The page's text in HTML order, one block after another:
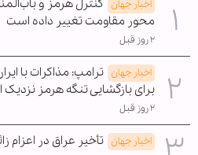
اخبار جهان کنترل هرمز و
محور مقاومت تغییر داده است
۲ روز قبل
اخبار جهان ترامپ: مذاکرات با
برای بازگشایی تنگه هرمز
۲ روز قبل
اخبار جهان تأخیر عراق در اعزام